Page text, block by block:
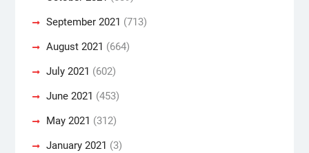
September 2021 (713)
August 2021 (664)
July 2021 (602)
June 2021 (453)
May 2021 (312)
January 2021 (3)